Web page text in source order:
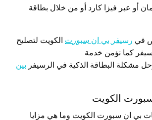
أو عبر فيزا كارد أو من خلال بطاقة
في رسيفر بي ان سبورت الكويت لتصليح
كما نؤمن خدمة
مشكلة البطاقة الذكية في الرسيفر بين
الكويت
بي ان سبورت الكويت وما هي مزايا